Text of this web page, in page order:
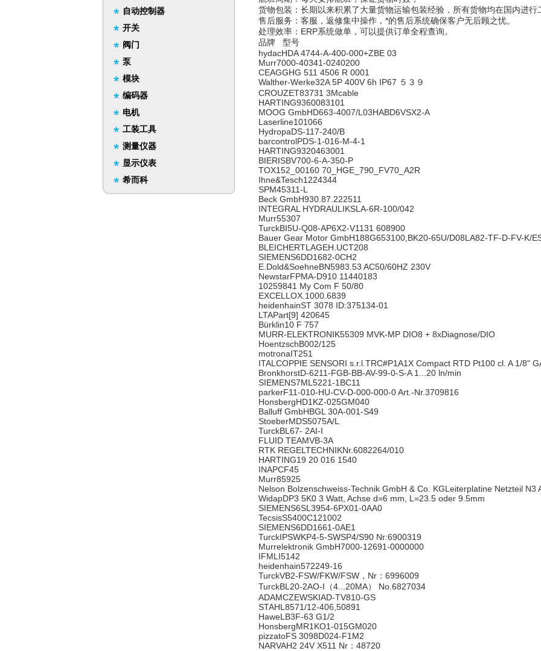
自动控制器
开关
阀门
泵
模块
编码器
电机
工装工具
测量仪器
显示仪表
希而科
货物包装：长期以来积累了大量货物运输包装经验，所有货物均在国内进行
售后服务：客服，返修集中操作，*的售后系统确保客户无后顾之忧。
处理效率：ERP系统做单，可以提供订单全程查询。
品牌 型号
hydacHDA 4744-A-400-000+ZBE 03
Murr7000-40341-0240200
CEAGGHG 511 4506 R 0001
Walther-Werke32A 5P 400V 6h IP67 ５３９
CROUZET83731 3Mcable
HARTING9360083101
MOOG GmbHD663-4007/L03HABD6VSX2-A
Laserline101066
HydropaDS-117-240/B
barcontrolPDS-1-016-M-4-1
HARTING9320463001
BIERISBV700-6-A-350-P
TOX152_00160 70_HGE_790_FV70_A2R
Ihne&Tesch1224344
SPM45311-L
Beck GmbH930.87.222511
INTEGRAL HYDRAULIKSLA-6R-100/042
Murr55307
TurckBI5U-Q08-AP6X2-V1131 608900
Bauer Gear Motor GmbH188G653100,BK20-65U/D08LA82-TF-D-FV-K/
BLEICHERTLAGEH.UCT208
SIEMENS6DD1682-0CH2
E.Dold&SoehneBN5983.53 AC50/60HZ 230V
NewstarFPMA-D910 11440183
10259841 My Com F 50/80
EXCELLOX.1000.6839
heidenhainST 3078 ID:375134-01
LTAPart[9] 420645
Bürklin10 F 757
MURR-ELEKTRONIK55309 MVK-MP DIO8 + 8xDiagnose/DIO
HoentzschB002/125
motronaIT251
ITALCOPPIE SENSORI s.r.l.TRC#P1A1X Compact RTD Pt100 cl. A 1/8"
BronkhorstD-6211-FGB-BB-AV-99-0-S-A 1...20 ln/min
SIEMENS7ML5221-1BC11
parkerF11-010-HU-CV-D-000-000-0 Art.-Nr.3709816
HonsbergHD1KZ-025GM040
Balluff GmbHBGL 30A-001-S49
StoeberMDS5075A/L
TurckBL67- 2AI-I
FLUID TEAMVB-3A
RTK REGELTECHNIKNr.6082264/010
HARTING19 20 016 1540
INAPCF45
Murr85925
Nelson Bolzenschweiss-Technik GmbH & Co. KGLeiterplatine Netzteil N3
WidapDP3 5K0 3 Watt, Achse d=6 mm, L=23.5 oder 9.5mm
SIEMENS6SL3954-6PX01-0AA0
TecsisS5400C121002
SIEMENS6DD1661-0AE1
TurckIPSWKP4-5-SWSP4/S90 Nr:6900319
Murrelektronik GmbH7000-12691-0000000
IFMLI5142
heidenhain572249-16
TurckVB2-FSW/FKW/FSW，Nr：6996009
TurckBL20-2AO-I（4...20MA） No.6827034
ADAMCZEWSKIAD-TV810-GS
STAHL8571/12-406,50891
HaweLB3F-63 G1/2
HonsbergMR1KO1-015GM020
pizzatoFS 3098D024-F1M2
NARVAH2 24V X511 Nr：48720